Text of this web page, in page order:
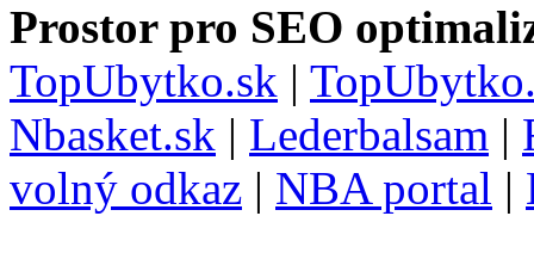
Prostor pro SEO
TopUbytko.sk |
Nbasket.sk | Lederbalsam |
volný odkaz | NBA portal |